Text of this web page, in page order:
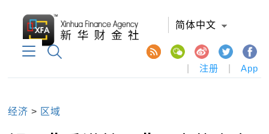
简体中文
注册 App
经济 > 区域